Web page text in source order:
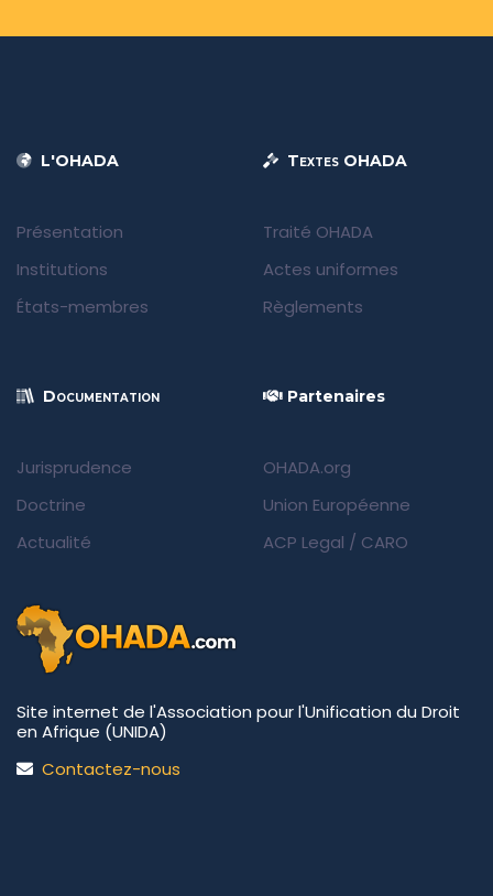
L'OHADA
Présentation
Institutions
États-membres
Textes OHADA
Traité OHADA
Actes uniformes
Règlements
Documentation
Jurisprudence
Doctrine
Actualité
Partenaires
OHADA.org
Union Européenne
ACP Legal / CARO
Site internet de l'Association pour l'Unification du Droit
en Afrique (UNIDA)
Contactez-nous